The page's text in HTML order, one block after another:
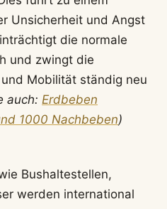
Unsicherheit und Angst
die normale
und zwingt die
Mobilität ständig neu
auch: Erdbeben
1000 Nachbeben)
Bushaltestellen,
werden international